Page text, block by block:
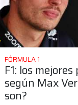
FÓRMULA 1
F1: los
según Max
son?